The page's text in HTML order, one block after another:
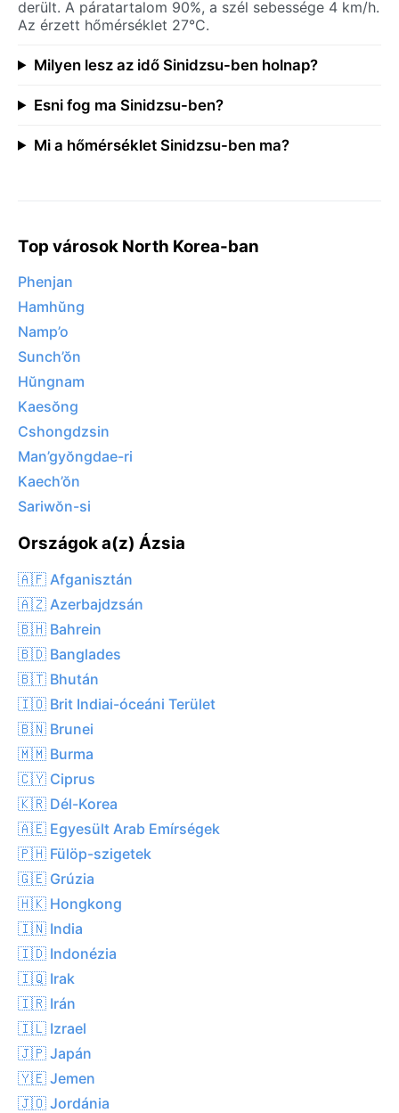
derült. A páratartalom 90%, a szél sebessége 4 km/h.
Az érzett hőmérséklet 27°C.
Milyen lesz az idő Sinidzsu-ben holnap?
Esni fog ma Sinidzsu-ben?
Mi a hőmérséklet Sinidzsu-ben ma?
Top városok North Korea-ban
Phenjan
Hamhŭng
Namp’o
Sunch’ŏn
Hŭngnam
Kaesŏng
Cshongdzsin
Man’gyŏngdae-ri
Kaech’ŏn
Sariwŏn-si
Országok a(z) Ázsia
🇦🇫 Afganisztán
🇦🇿 Azerbajdzsán
🇧🇭 Bahrein
🇧🇩 Banglades
🇧🇹 Bhután
🇮🇴 Brit Indiai-óceáni Terület
🇧🇳 Brunei
🇲🇲 Burma
🇨🇾 Ciprus
🇰🇷 Dél-Korea
🇦🇪 Egyesült Arab Emírségek
🇵🇭 Fülöp-szigetek
🇬🇪 Grúzia
🇭🇰 Hongkong
🇮🇳 India
🇮🇩 Indonézia
🇮🇶 Irak
🇮🇷 Irán
🇮🇱 Izrael
🇯🇵 Japán
🇾🇪 Jemen
🇯🇴 Jordánia